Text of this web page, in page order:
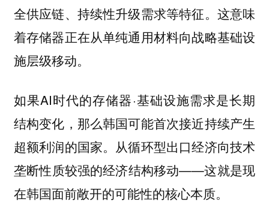
全供应链、持续性升级需求等特征。这意味
着存储器正在从单纯通用材料向战略基础设
施层级移动。
如果AI时代的存储器·基础设施需求是长期
结构变化，那么韩国可能首次接近持续产生
超额利润的国家。从循环型出口经济向技术
垄断性质较强的经济结构移动——这就是现
在韩国面前敞开的可能性的核心本质。